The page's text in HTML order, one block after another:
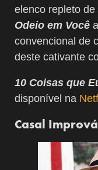
elenco repleto de
Odeio em Você
convencional de
deste cativante
10 Coisas que
disponível na
Casal